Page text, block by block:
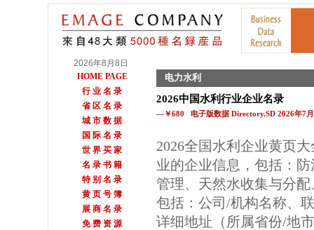
2026年8月8日
HOME PAGE
行 业 名 录
省 区 名 录
城 市 数 据
国 际 名 录
世 界 买 家
名 录 书 籍
特 别 名 录
黄 页 号 簿
展 商 名 录
免 费 资 源
电力水利
2026中国水利行业企业名录
—￥680 电子版数据 Directory.SD 2026年7
2026全国水利企业黄页
业的企业信息，包括：
管理、天然水收集与分
包括：公司/机构名称、
详细地址（所属省份/地